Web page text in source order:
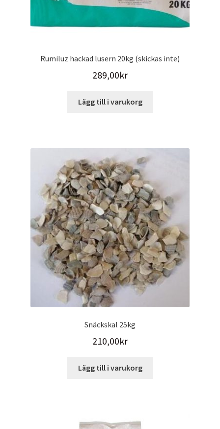
Rumiluz hackad lusern 20kg (skickas inte)
289,00kr
Lägg till i varukorg
Snäckskal 25kg
210,00kr
Lägg till i varukorg